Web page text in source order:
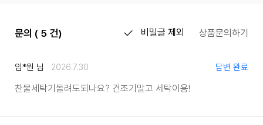
문의 ( 5 건) 비밀글 제외 상품문의하기
임*원 님 2026.7.30 답변 완료
찬물세탁기돌려도되나요? 건조기말고 세탁이용!